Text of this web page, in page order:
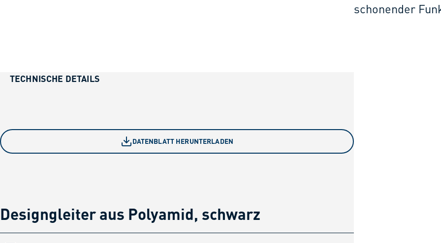
schonender
TECHNISCHE DETAILS
DATENBLATT HERUNTERLADEN
Designgleiter aus Polyamid, schwarz